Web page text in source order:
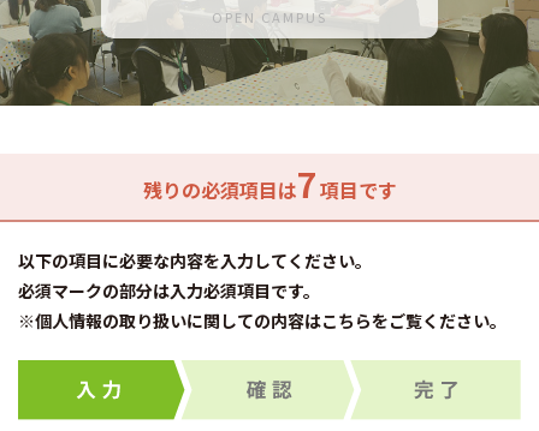
OPEN CAMPUS
残りの必須項目は7項目です
以下の項目に必要な内容を入力してください。
必須マークの部分は入力必須項目です。
※個人情報の取り扱いに関しての内容はこちらをご覧ください。